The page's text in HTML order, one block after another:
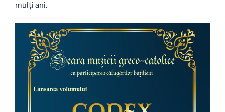
mulți ani.